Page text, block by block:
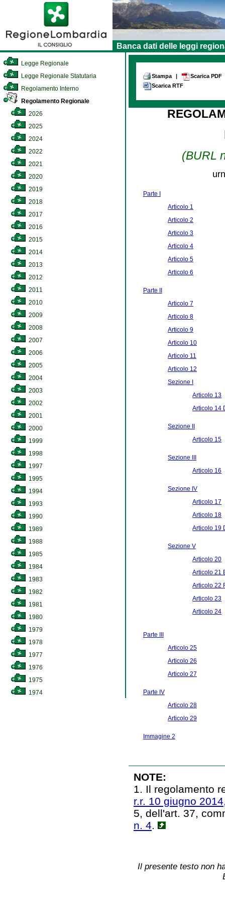
Banca dati delle leggi
Legge Regionale
Legge Regionale Statutaria
Regolamento Interno
Regolamento Regionale
2026
2025
2024
2022
2021
2020
2019
2018
2017
2016
2015
2014
2013
2012
2011
2010
2009
2008
2007
2006
2005
2004
2003
2002
2001
2000
1999
1998
1997
1995
1994
1993
1990
1989
1988
1985
1984
1983
1982
1981
1980
1979
1978
1977
1976
1975
1974
Stampa |
Scarica PDF
Scarica RTF
(BURL
Parte I
Articolo 1
Articolo 2
Articolo 3
Articolo 4
Articolo 5
Articolo 6
Parte II
Articolo 7
Articolo 8
Articolo 9
Articolo 10
Articolo 11
Articolo 12
Sezione I
Articolo 13
Articolo 14
Sezione II
Articolo 15
Sezione III
Articolo 16
Sezione IV
Articolo 17
Articolo 18
Articolo 19
Sezione V
Articolo 20
Articolo 21
Articolo 22
Articolo 23
Articolo 24
Parte III
Articolo 25
Articolo 26
Articolo 27
Parte IV
Articolo 28
Articolo 29
Immagine 2
NOTE:
1. Il regolamento
r.r. 10 giugno
5, dell'art. 37,
n. 4.
Il presente testo non